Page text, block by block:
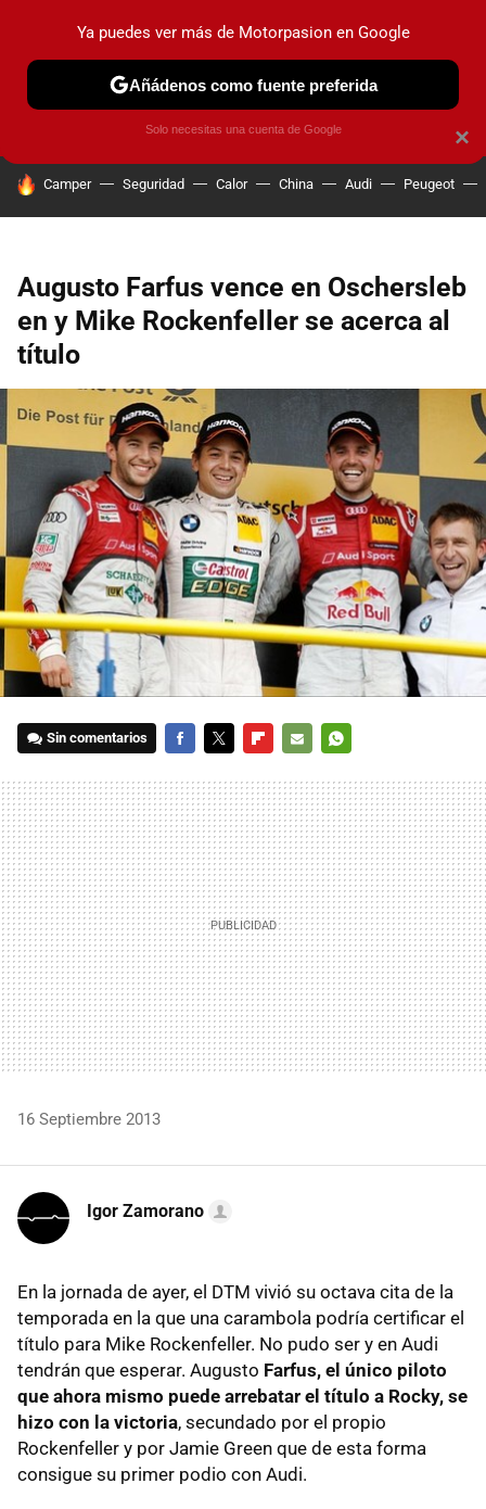
PRUEBAS COCHES ELÉCTRICOS OBSERVATORIO
HOY SE HABLA DE
Camper Seguridad Calor China Audi Peugeot
Augusto Farfus vence en Oschersleb​
en y Mike Rockenfeller se acerca al
título
Sin comentarios
MAIL
16 Septiembre 2013
Igor Zamorano
En la jornada de ayer, el DTM vivió su octava cita de la
temporada en la que una carambola podría certificar el
título para Mike Rockenfeller. No pudo ser y en Audi
tendrán que esperar. Augusto Farfus, el único piloto
que ahora mismo puede arrebatar el título a Rocky, se
hizo con la victoria, secundado por el propio
Rockenfeller y por Jamie Green que de esta forma
consigue su primer podio con Audi.
×
Ya puedes ver más de Motorpasion en Google
Añádenos como fuente preferida
Solo necesitas una cuenta de Google